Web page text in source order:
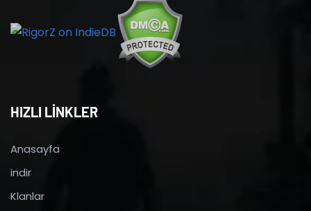
HIZLI LİNKLER
Anasayfa
indir
Klanlar